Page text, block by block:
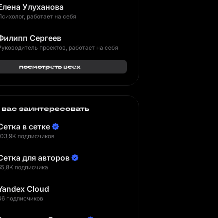
Улуханова
работает на себя
Сергеев
проектов, работает на себя
посмотреть всех
заинтересовать
в сетке
подписчиков
для авторов
подписчика
Cloud
подписчиков